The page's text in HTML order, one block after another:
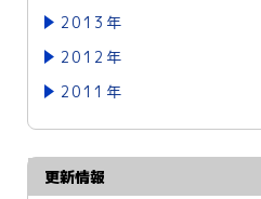
2013年
2012年
2011年
更新情報